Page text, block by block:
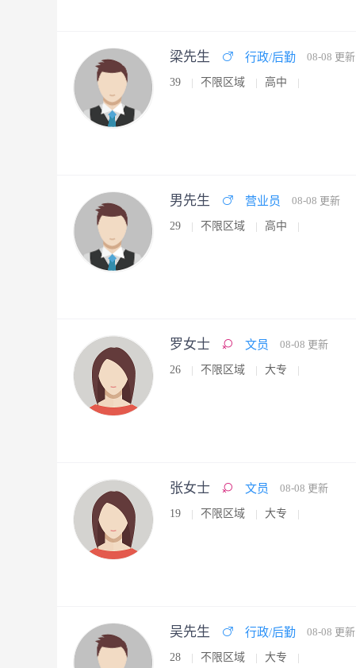
梁先生 行政/后勤 08-08 更新
39 不限区域 高中
男先生 营业员 08-08 更新
29 不限区域 高中
罗女士 文员 08-08 更新
26 不限区域 大专
张女士 文员 08-08 更新
19 不限区域 大专
吴先生 行政/后勤 08-08 更新
28 不限区域 大专